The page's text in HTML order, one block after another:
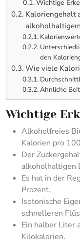
Wichtige
Kaloriengehalt
den
Wie viele
Ähnliche
Wichtige
Alkoholfreies
Kalorien pro
Der
alkoholhaltigen
Es hat in der
Prozent.
Isotonische
schnelleren
Ein halber Liter
Kilokalorien.